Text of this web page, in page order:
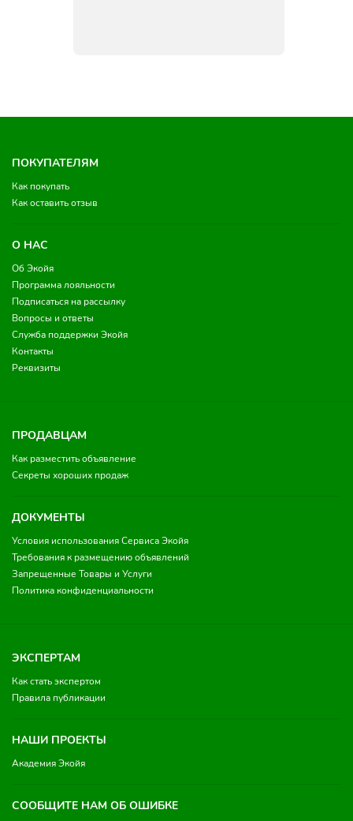
ПОКУПАТЕЛЯМ
Как покупать
Как оставить отзыв
О НАС
Об Экойя
Программа лояльности
Подписаться на рассылку
Вопросы и ответы
Служба поддержки Экойя
Контакты
Реквизиты
ПРОДАВЦАМ
Как разместить объявление
Секреты хороших продаж
ДОКУМЕНТЫ
Условия использования Сервиса Экойя
Требования к размещению объявлений
Запрещенные Товары и Услуги
Политика конфиденциальности
ЭКСПЕРТАМ
Как стать экспертом
Правила публикации
НАШИ ПРОЕКТЫ
Академия Экойя
СООБЩИТЕ НАМ ОБ ОШИБКЕ